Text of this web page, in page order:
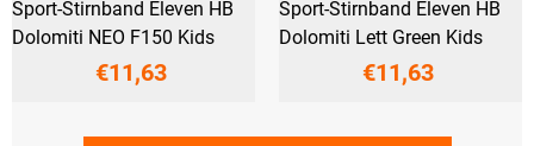
Sport-Stirnband Eleven HB
Dolomiti NEO F150 Kids
€11,63
Sport-Stirnband Eleven HB
Dolomiti Lett Green Kids
€11,63